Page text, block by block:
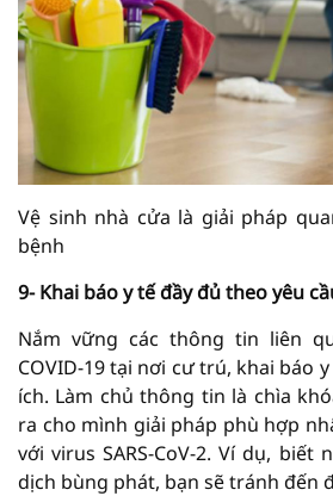
Vệ sinh nhà cửa là giải pháp
bệnh
9- Khai báo y tế đầy đủ theo yêu
Nắm vững các thông tin liên
COVID-19 tại nơi cư trú, khai báo
ích. Làm chủ thông tin là chìa
ra cho mình giải pháp phù hợp
với virus SARS-CoV-2. Ví dụ, biết
dịch bùng phát, bạn sẽ tránh đến